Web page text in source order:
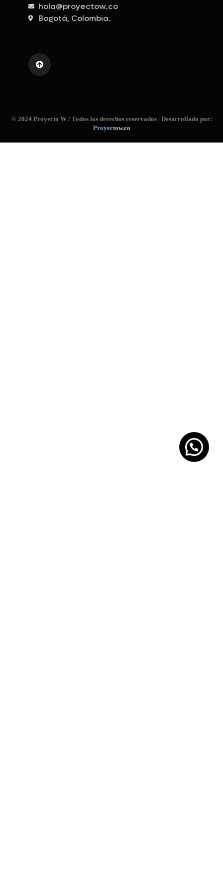
hola@proyectow.co
Bogotá, Colombia.
© 2024 Proyecto W / Todos los derechos reservados | Desarrollado por:
Proyectow.co